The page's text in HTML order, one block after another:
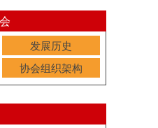
发展历史
协会组织架构